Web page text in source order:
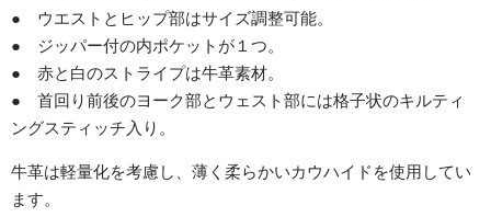
● ウエストとヒップ部はサイズ調整可能。
● ジッパー付の内ポケットが１つ。
● 赤と白のストライプは牛革素材。
● 首回り前後のヨーク部とウェスト部には格子状のキルティ
ングスティッチ入り。
牛革は軽量化を考慮し、薄く柔らかいカウハイドを使用してい
ます。